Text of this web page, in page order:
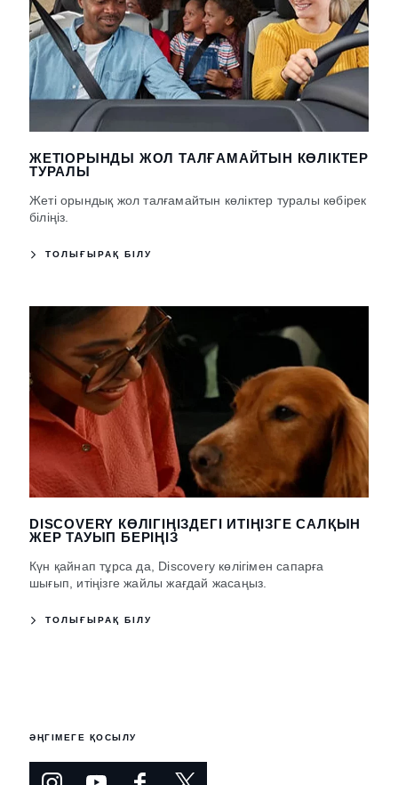
ЖЕТІОРЫНДЫ ЖОЛ ТАЛҒАМАЙТЫН КӨЛІКТЕР
ТУРАЛЫ
Жеті орындық жол талғамайтын көліктер туралы көбірек
біліңіз.
ТОЛЫҒЫРАҚ БІЛУ
DISCOVERY КӨЛІГІҢІЗДЕГІ ИТІҢІЗГЕ САЛҚЫН
ЖЕР ТАУЫП БЕРІҢІЗ
Күн қайнап тұрса да, Discovery көлігімен сапарға
шығып, итіңізге жайлы жағдай жасаңыз.
ТОЛЫҒЫРАҚ БІЛУ
ӘҢГІМЕГЕ ҚОСЫЛУ